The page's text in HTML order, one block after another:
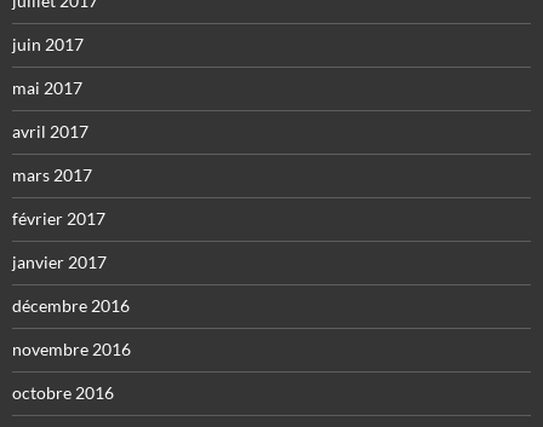
juin 2017
mai 2017
avril 2017
mars 2017
février 2017
janvier 2017
décembre 2016
novembre 2016
octobre 2016